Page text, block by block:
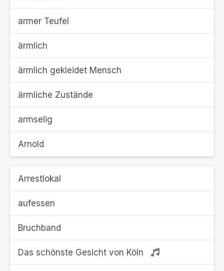
armer Teufel
ärmlich
ärmlich gekleidet Mensch
ärmliche Zustände
armselig
Arnold
Arrestlokal
aufessen
Bruchband
Das schönste Gesicht von Köln